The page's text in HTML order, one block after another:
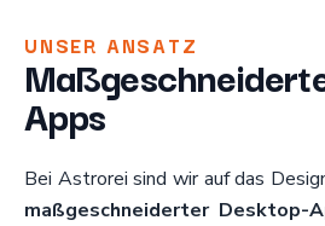
UNSER ANSATZ
Apps
Bei Astrorei sind wir auf das
maßgeschneiderter Desktop-